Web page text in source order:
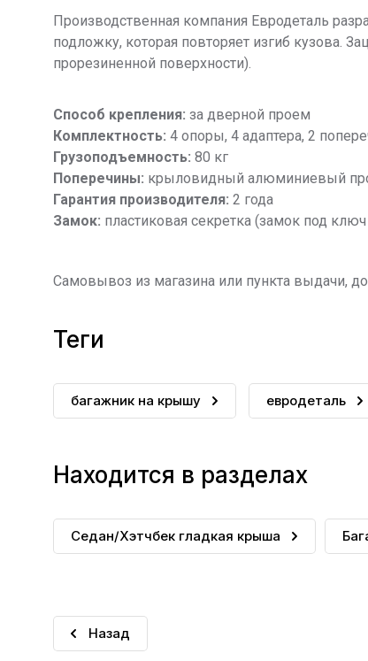
Производственная компания Евродеталь
подложку, которая повторяет изгиб кузова.
прорезиненной поверхности).
Способ крепления: за дверной проем
Комплектность: 4 опоры, 4 адаптера, 2
Грузоподъемность: 80 кг
Поперечины: крыловидный алюминиевый
Гарантия производителя: 2 года
Замок: пластиковая секретка (замок под
Самовывоз из магазина или пункта выдачи,
теги
багажник на крышу евродеталь
Находится в разделах
Седан/Хэтчбек гладкая крыша
Назад